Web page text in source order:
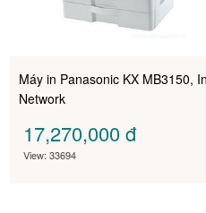
Máy in Panasonic KX MB3150,
Network
17,270,000đ
View: 33694